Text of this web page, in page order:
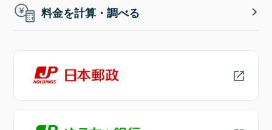
料金を計算・調べる